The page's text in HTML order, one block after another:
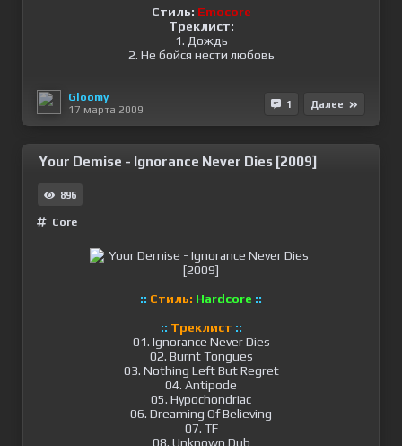
Стиль: Emocore
Треклист:
1. Дождь
2. Не бойся нести любовь
Gloomy
17 марта 2009
1 Далее
Your Demise - Ignorance Never Dies [2009]
896
Сore
:: Стиль: Hardcore ::
:: Треклист ::
01. Ignorance Never Dies
02. Burnt Tongues
03. Nothing Left But Regret
04. Antipode
05. Hypochondriac
06. Dreaming Of Believing
07. TF
08. Unknown Dub